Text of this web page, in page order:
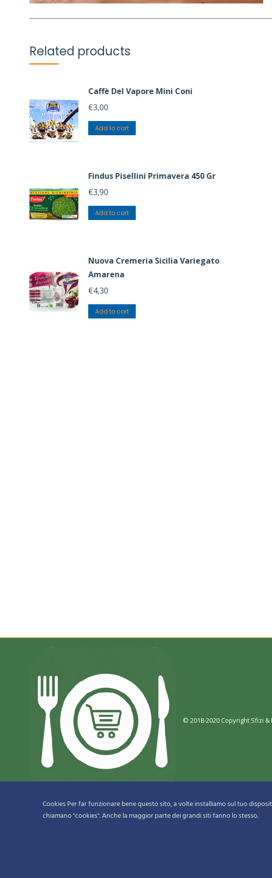
Related products
Caffè Del Vapore Mini Coni
€3,00
Add to cart
Findus Pisellini Primavera 450 Gr
€3,90
Add to cart
Nuova Cremeria Sicilia Variegato
Amarena
€4,30
Add to cart
© 2018-2020 Copyright Sfizi &
Cookies Per far funzionare bene questo sito, a volte installiamo sul tuo
chiamano "cookies". Anche la maggior parte dei grandi siti fanno lo stesso.